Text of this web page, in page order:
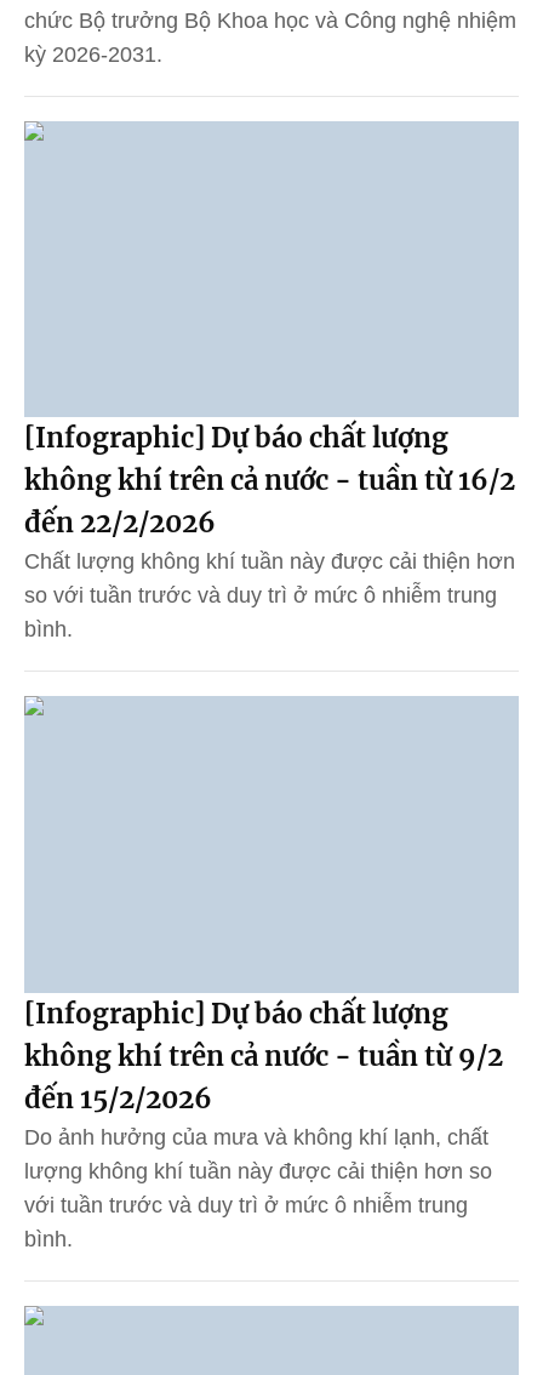
chức Bộ trưởng Bộ Khoa học và Công nghệ nhiệm
kỳ 2026-2031.
[Infographic] Dự báo chất lượng
không khí trên cả nước - tuần từ 16/2
đến 22/2/2026
Chất lượng không khí tuần này được cải thiện hơn
so với tuần trước và duy trì ở mức ô nhiễm trung
bình.
[Infographic] Dự báo chất lượng
không khí trên cả nước - tuần từ 9/2
đến 15/2/2026
Do ảnh hưởng của mưa và không khí lạnh, chất
lượng không khí tuần này được cải thiện hơn so
với tuần trước và duy trì ở mức ô nhiễm trung
bình.